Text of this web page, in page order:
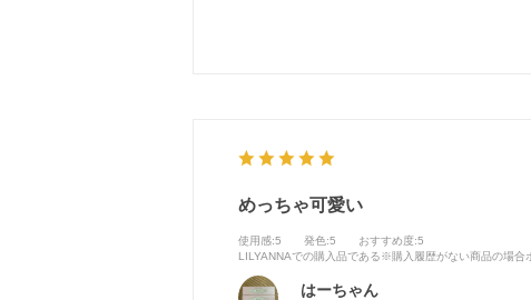
めっちゃ可愛い
使用感:5 発色:5 おすすめ度:5
LILYANNAでの購入品である※購入履歴がない商品の場合
はーちゃん